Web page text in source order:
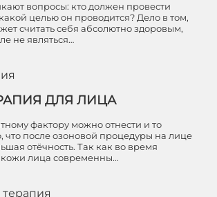
вопросы: кто должен провести
целью он проводится? Дело в том,
считать себя абсолютно здоровым,
не являться…
ДЛЯ ЛИЦА
фактору можно отнести и то
что после озоновой процедуры на лице
отёчность. Так как во время
лица современны…